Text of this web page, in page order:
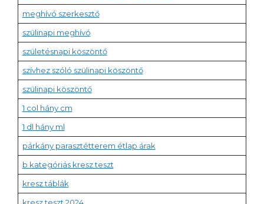
meghívó szerkesztő
szülinapi meghívó
születésnapi köszöntő
szívhez szóló szülinapi köszöntő
szülinapi köszöntő
1 col hány cm
1 dl hány ml
párkány parasztétterem étlap árak
b kategóriás kresz teszt
kresz táblák